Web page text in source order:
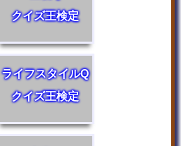
クイズ王検定
ライフスタイルQ
クイズ王検定